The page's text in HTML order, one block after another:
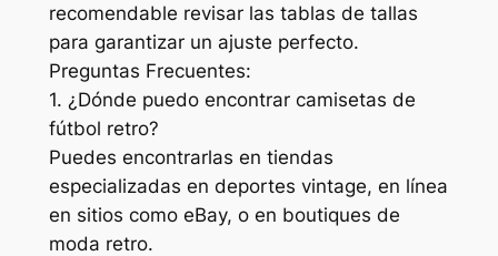
recomendable revisar las tablas de tallas
para garantizar un ajuste perfecto.
Preguntas Frecuentes:
1. ¿Dónde puedo encontrar camisetas de
fútbol retro?
Puedes encontrarlas en tiendas
especializadas en deportes vintage, en línea
en sitios como eBay, o en boutiques de
moda retro.